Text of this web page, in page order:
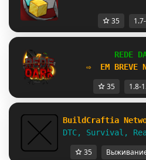
35
REDE
⇨
EM BREVE
35 1.8-
BuildCraftia
DTC, Survival,
35